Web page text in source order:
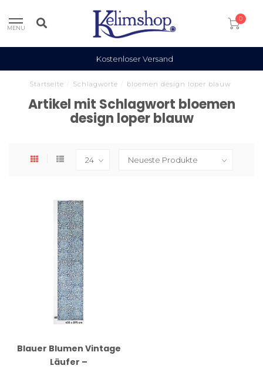
MENU
0
Kostenloser Versand
Startseite Schlagworte bloemen design loper blauw
Artikel mit Schlagwort bloemen
design loper blauw
Blauer Blumen Vintage
Läufer –